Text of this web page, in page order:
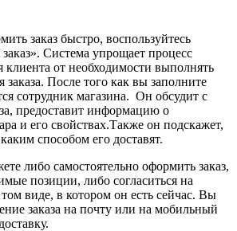
заказ быстро, воспользуйтесь
Система упрощает процесс
от необходимости выполнять
После того как вы заполните
сотрудник магазина. Он обсудит с
предоставит информацию о
и его свойствах.Также он подскажет,
способом его доставят.
либо самостоятельно оформить заказ,
позиции, либо согласиться на
виде, в котором он есть сейчас. Вы
заказа на почту или на мобильный